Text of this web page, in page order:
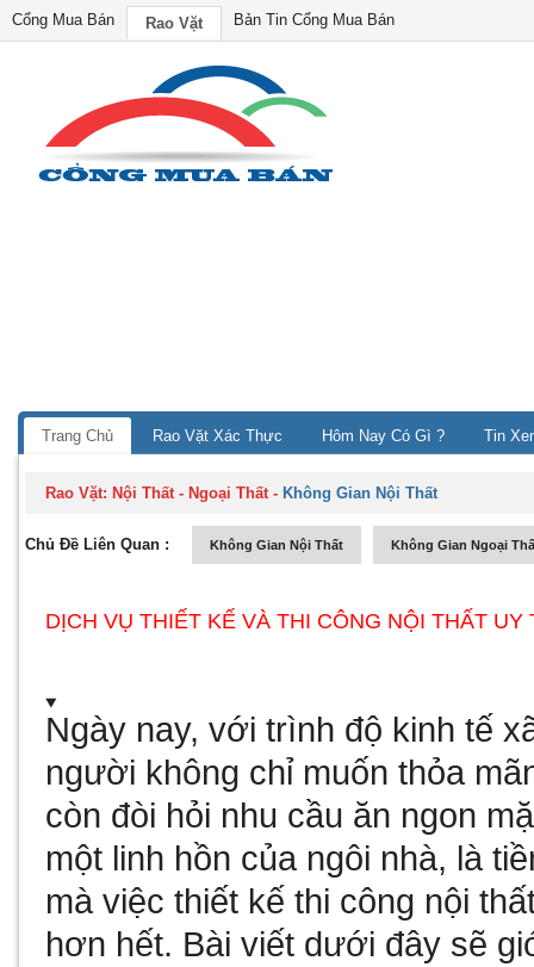
Cổng Mua Bán Rao Vặt Bản Tin Cổng Mua Bán
Trang Chủ Rao Vặt Xác Thực Hôm Nay Có Gì ? Tin
Rao Vặt: Nội Thất - Ngoại Thất- Không Gian Nội Thất
Chủ Đề Liên Quan : Không Gian Nội Thất Không Gian Ngoại
DỊCH VỤ THIẾT KẾ VÀ THI CÔNG NỘI THẤT UY
Ngày nay, với trình độ kinh tế
người không chỉ muốn thỏa
còn đòi hỏi nhu cầu ăn ngon
một linh hồn của ngôi nhà, là
mà việc thiết kế thi công nội
hơn hết. Bài viết dưới đây sẽ